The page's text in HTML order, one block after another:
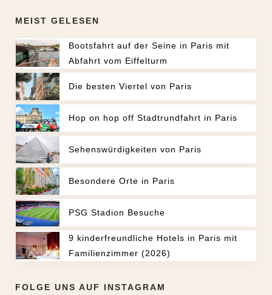
MEIST GELESEN
Bootsfahrt auf der Seine in Paris mit
Abfahrt vom Eiffelturm
Die besten Viertel von Paris
Hop on hop off Stadtrundfahrt in Paris
Sehenswürdigkeiten von Paris
Besondere Orte in Paris
PSG Stadion Besuche
9 kinderfreundliche Hotels in Paris mit
Familienzimmer (2026)
FOLGE UNS AUF INSTAGRAM